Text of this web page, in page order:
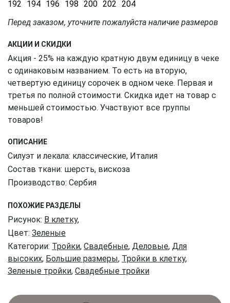
192
194 196 198 200 202 204
Перед заказом, уточните пожалуйста наличие размеров
АКЦИИ И СКИДКИ
Акция - 25% на каждую кратную двум единицу в чеке
с одинаковым названием. То есть на вторую,
четвертую единицу сорочек в одном чеке. Первая и
третья по полной стоимости. Скидка идет на товар с
меньшей стоимостью. Участвуют все группы
товаров!
ОПИСАНИЕ
Силуэт и лекала: классические, Италия
Состав ткани: шерсть, вискоза
Производство: Сербия
ПОХОЖИЕ РАЗДЕЛЫ
Рисунок: В клетку,
Цвет: Зеленые
Категории: Тройки, Свадебные, Деловые, Для
высоких, Большие размеры, Тройки в клетку,
Зеленые тройки, Свадебные тройки